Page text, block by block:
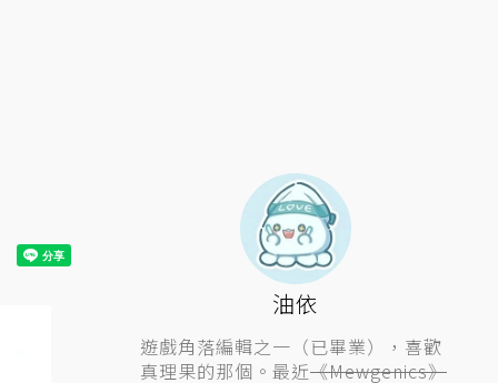
油依
遊戲角落編輯之一（已畢業），喜歡
真理果的那個。最近《Mewgenics》